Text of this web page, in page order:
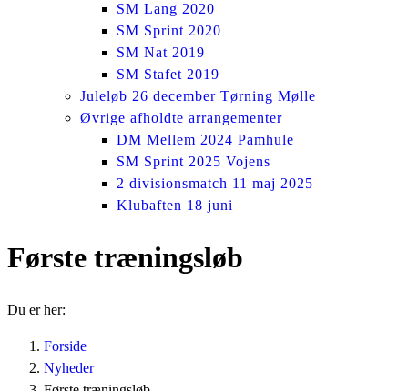
SM Lang 2020
SM Sprint 2020
SM Nat 2019
SM Stafet 2019
Juleløb 26 december Tørning Mølle
Øvrige afholdte arrangementer
DM Mellem 2024 Pamhule
SM Sprint 2025 Vojens
2 divisionsmatch 11 maj 2025
Klubaften 18 juni
Første træningsløb
Du er her:
Forside
Nyheder